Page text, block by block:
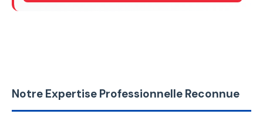
Notre Expertise Professionnelle Reconnue